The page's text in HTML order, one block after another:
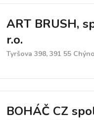
ART BRUSH,
r.o.
Tyršova 398, 391 55
BOHÁČ CZ